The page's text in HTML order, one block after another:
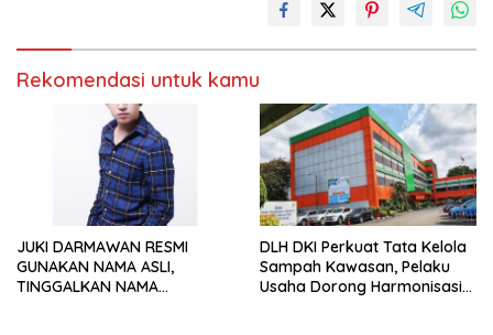
Rekomendasi untuk kamu
JUKI DARMAWAN RESMI
GUNAKAN NAMA ASLI,
TINGGALKAN NAMA
DLH DKI Perkuat Tata Kelola
Sampah Kawasan, Pelaku
Usaha Dorong Harmonisasi